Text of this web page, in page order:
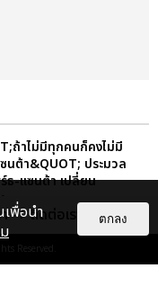
ถ้าไม่มีทุกคนก็คงไม่มี
นต้า&QUOT; ประมวล
ธ-แซนต้า เปลี่ยน
: 34
ติดต่อเรา
Reserved.
เพื่อนำ
ตกลง